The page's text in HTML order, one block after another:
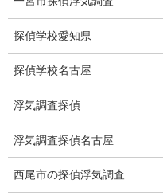
失踪・家出調査
所在確認調査
調査料金
浮気調査特別プラン
ストーカー関連調査料金
所在調査 家出調査料金
探偵学校愛知県
探偵学校名古屋
浮気調査探偵
浮気調査探偵名古屋
西尾市の探偵浮気調査